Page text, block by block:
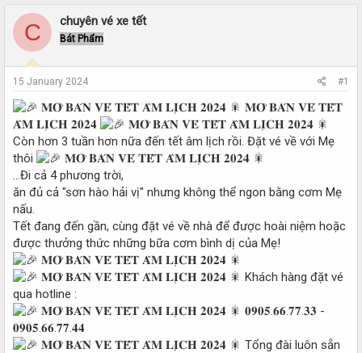
e
d
a
r
t
e
r
r
C chuyên vé xe tết
Bát Phẩm
15 January 2024 #1
𝐌𝐎̛̉ 𝐁𝐀́𝐍 𝐕𝐄́ 𝐓𝐄̂́𝐓
𝐀̂𝐌 𝐋𝐈̣𝐂𝐇 𝟐𝟎𝟐𝟒
Còn hơn 3 tuần hơn nữa đến tết âm lịch rồi. Đặt vé về với Mẹ
thôi
...Đi cả 4 phương trời,
ăn đủ cả "sơn hào hải vị" nhưng không thể ngon bằng cơm Mẹ
nấu.
Tết đang đến gần, cùng đặt vé về nhà để được hoài niệm hoặc
được thưởng thức những bữa cơm bình dị của Mẹ!
Khách hàng đặt vé
qua hotline :
𝟎𝟗𝟎𝟓.𝟔𝟔.𝟕𝟕.𝟑𝟑 -
𝟎𝟗𝟎𝟓.𝟔𝟔.𝟕𝟕.𝟒𝟒
Tổng đài luôn sẵn